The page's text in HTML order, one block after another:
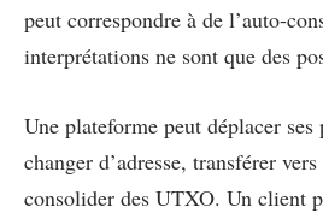
peut correspondre à de l’auto-
interprétations ne sont que des
Une plateforme peut déplacer ses
changer d’adresse, transférer
consolider des UTXO. Un client